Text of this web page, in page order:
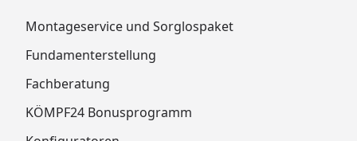
Montageservice und Sorglospaket
Fundamenterstellung
Fachberatung
KÖMPF24 Bonusprogramm